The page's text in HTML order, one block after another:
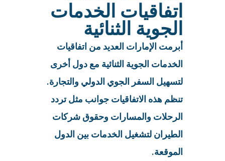
اتفاقيات الخدمات
الجوية الثنائية
أبرمت الإمارات العديد من اتفاقيات
الخدمات الجوية الثنائية مع دول أخرى
لتسهيل السفر الجوي الدولي والتجارة.
تنظم هذه الاتفاقيات جوانب مثل تردد
الرحلات والمسارات وحقوق شركات
الطيران لتشغيل الخدمات بين الدول
الموقعة.